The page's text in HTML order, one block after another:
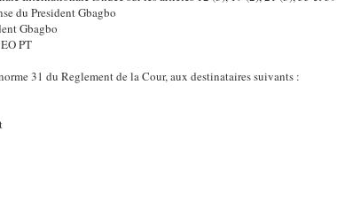
du President Gbagbo
Gbagbo
PT
31 du Reglement de la Cour, aux destinataires suivants :